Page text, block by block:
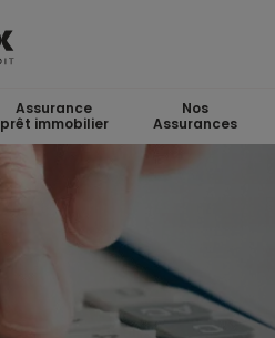
Assurance
prêt immobilier
Nos
Assurances